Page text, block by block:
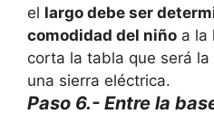
el largo debe ser
comodidad del niño a la
corta la tabla que será
una sierra eléctrica.
Paso 6.- Entre la